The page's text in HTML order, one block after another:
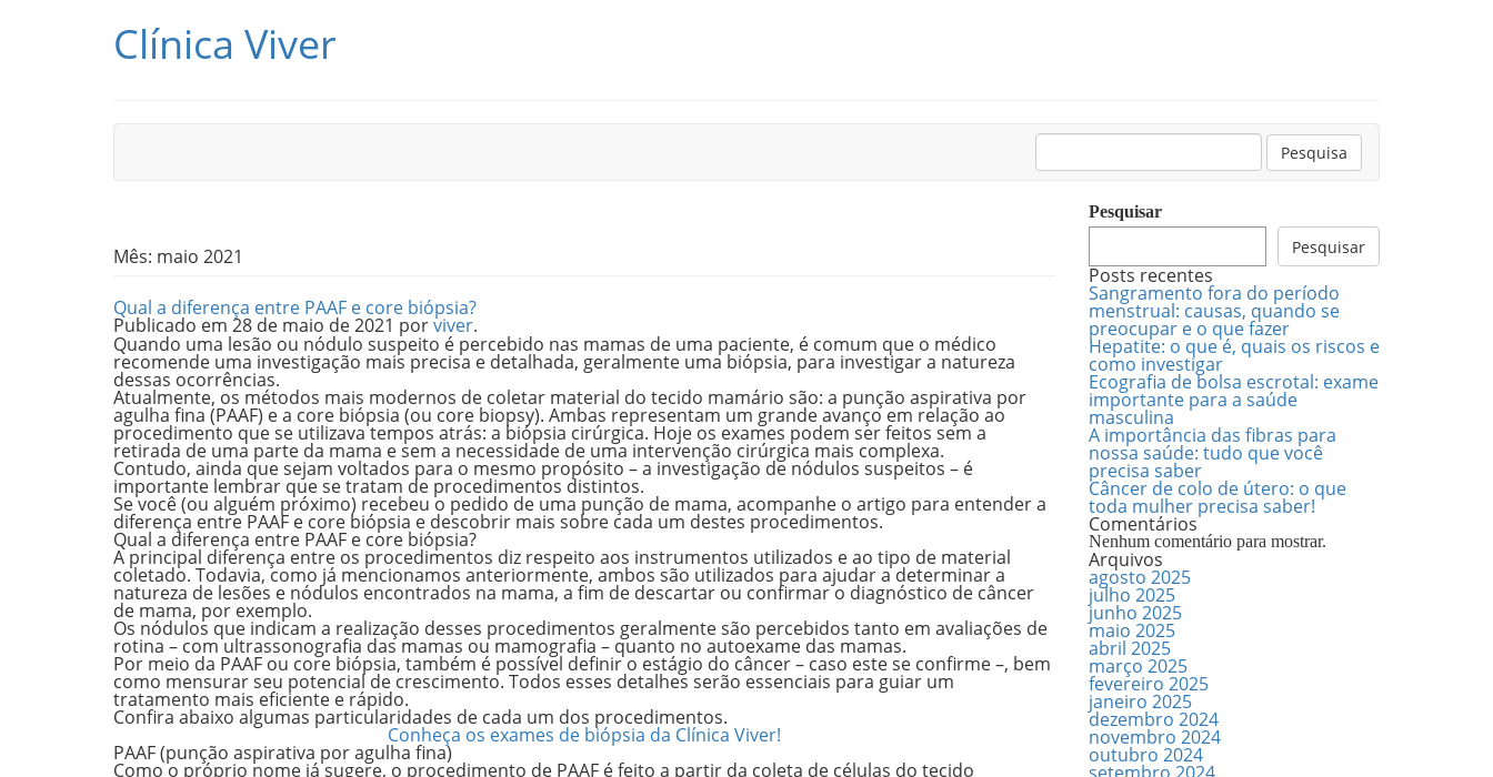
Pular para o conteúdo
Clínica Viver
Pesquisar:
Pesquisa
Mês: maio 2021
Qual a diferença entre PAAF e core biópsia?
Publicado em 28 de maio de 2021 porviver.
Quando uma lesão ou nódulo suspeito é percebido nas mamas de uma paciente, é comum que o médico
recomende uma investigação mais precisa e detalhada, geralmente uma biópsia, para investigar a natureza
dessas ocorrências.
Atualmente, os métodos mais modernos de coletar material do tecido mamário são: a punção aspirativa por
agulha fina (PAAF) e a core biópsia (ou core biopsy). Ambas representam um grande avanço em relação ao
procedimento que se utilizava tempos atrás: a biópsia cirúrgica. Hoje os exames podem ser feitos sem a
retirada de uma parte da mama e sem a necessidade de uma intervenção cirúrgica mais complexa.
Contudo, ainda que sejam voltados para o mesmo propósito – a investigação de nódulos suspeitos – é
importante lembrar que se tratam de procedimentos distintos.
Se você (ou alguém próximo) recebeu o pedido de uma punção de mama, acompanhe o artigo para entender a
diferença entre PAAF e core biópsia e descobrir mais sobre cada um destes procedimentos.
Qual a diferença entre PAAF e core biópsia?
A principal diferença entre os procedimentos diz respeito aos instrumentos utilizados e ao tipo de material
coletado. Todavia, como já mencionamos anteriormente, ambos são utilizados para ajudar a determinar a
natureza de lesões e nódulos encontrados na mama, a fim de descartar ou confirmar o diagnóstico de câncer
de mama, por exemplo.
Os nódulos que indicam a realização desses procedimentos geralmente são percebidos tanto em avaliações de
rotina – com ultrassonografia das mamas ou mamografia – quanto no autoexame das mamas.
Por meio da PAAF ou core biópsia, também é possível definir o estágio do câncer – caso este se confirme –, bem
como mensurar seu potencial de crescimento. Todos esses detalhes serão essenciais para guiar um
tratamento mais eficiente e rápido.
Confira abaixo algumas particularidades de cada um dos procedimentos.
Conheça os exames de biópsia da Clínica Viver!
PAAF (punção aspirativa por agulha fina)
Como o próprio nome já sugere, o procedimento de PAAF é feito a partir da coleta de células do tecido
Pesquisar
Pesquisar
Posts recentes
Sangramento fora do período
menstrual: causas, quando se
preocupar e o que fazer
Hepatite: o que é, quais os riscos e
como investigar
Ecografia de bolsa escrotal: exame
importante para a saúde
masculina
A importância das fibras para
nossa saúde: tudo que você
precisa saber
Câncer de colo de útero: o que
toda mulher precisa saber!
Comentários
Nenhum comentário para mostrar.
Arquivos
agosto 2025
julho 2025
junho 2025
maio 2025
abril 2025
março 2025
fevereiro 2025
janeiro 2025
dezembro 2024
novembro 2024
outubro 2024